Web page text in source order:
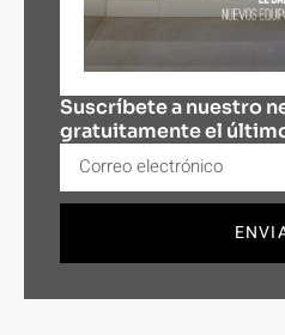
Suscríbete a nuestro
gratuitamente el